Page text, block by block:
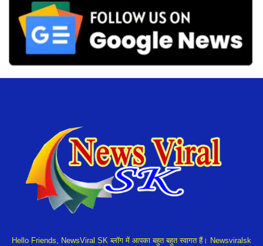
Hello Friends, NewsViral SK ब्लॉग में आपका बहुत बहुत स्वागत हैं। Newsviralsk